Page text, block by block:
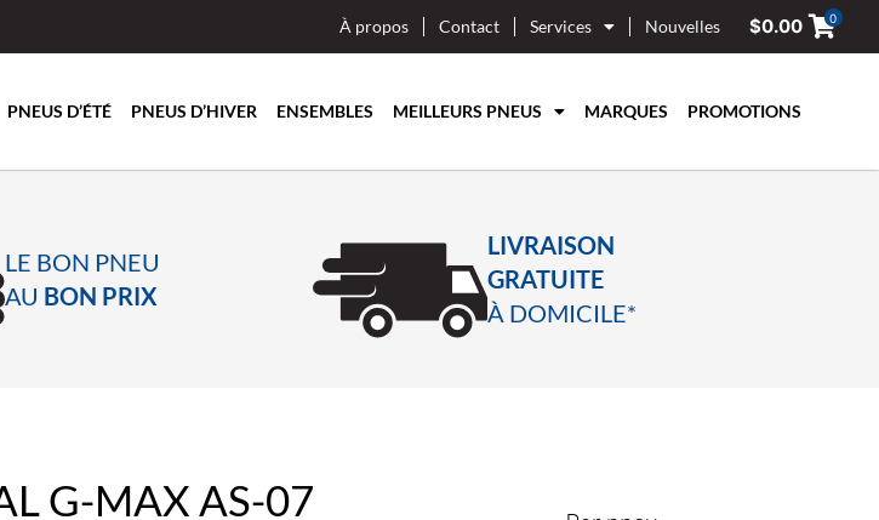
À propos Contact Services Nouvelles $0.00 0
PNEUS D’ÉTÉ PNEUS D’HIVER ENSEMBLES MEILLEURS PNEUS MARQUES PROMOTIONS
LE BON PNEU
AU BON PRIX
LIVRAISON
GRATUITE
À DOMICILE*
G-MAX AS-07